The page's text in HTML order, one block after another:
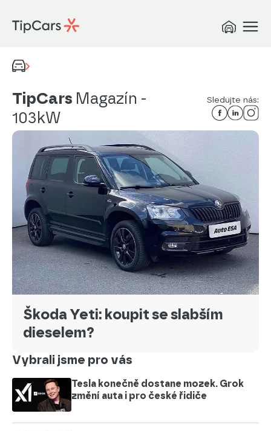
TipCars Magazín -
103kW
Sledujte nás:
Škoda Yeti: koupit se slabším
dieselem?
Vybrali jsme pro vás
Tesla konečně dostane mozek. Grok
změní auta i pro české řidiče